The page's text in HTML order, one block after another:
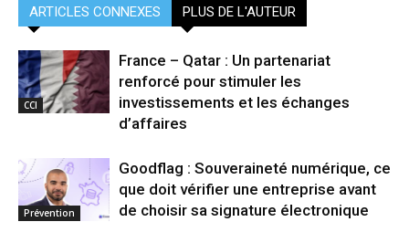
ARTICLES CONNEXES PLUS DE L'AUTEUR
CCI
France – Qatar : Un partenariat
renforcé pour stimuler les
investissements et les échanges
d’affaires
Prévention
Goodflag : Souveraineté numérique, ce
que doit vérifier une entreprise avant
de choisir sa signature électronique